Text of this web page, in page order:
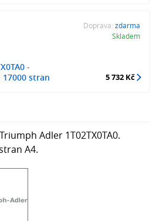
-
stran
Doprava: zdarma
Skladem
5 732 Kč
Adler 1T02TX0TA0.
A4.